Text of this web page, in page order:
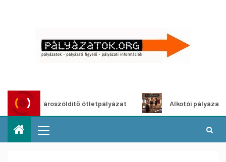
Városzöldítő ötletpályázat Alkotói pályázat